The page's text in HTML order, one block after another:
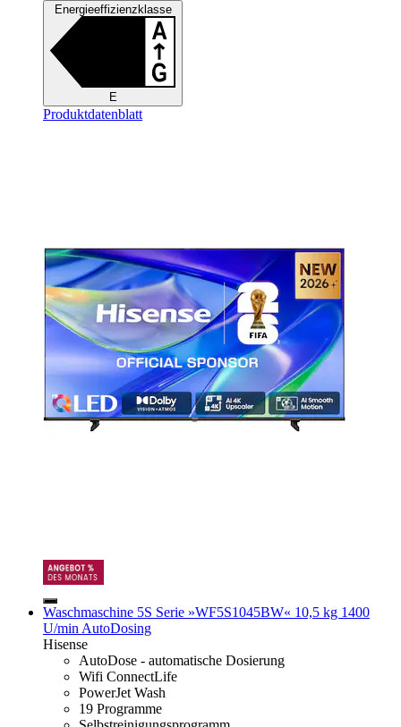
Energieeffizienzklasse
E
Produktdatenblatt
Waschmaschine 5S Serie »WF5S1045BW« 10,5 kg 1400
U/min AutoDosing
Hisense
AutoDose - automatische Dosierung
Wifi ConnectLife
PowerJet Wash
19 Programme